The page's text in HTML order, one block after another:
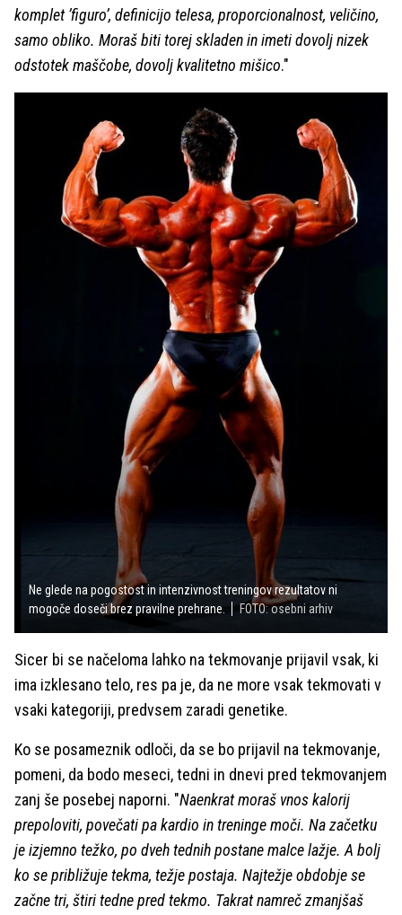
komplet ’figuro’, definicijo telesa, proporcionalnost, veličino,
samo obliko. Moraš biti torej skladen in imeti dovolj nizek
odstotek maščobe, dovolj kvalitetno mišico."
Ne glede na pogostost in intenzivnost treningov rezultatov ni
mogoče doseči brez pravilne prehrane.
FOTO: osebni arhiv
Sicer bi se načeloma lahko na tekmovanje prijavil vsak, ki
ima izklesano telo, res pa je, da ne more vsak tekmovati v
vsaki kategoriji, predvsem zaradi genetike.
Ko se posameznik odloči, da se bo prijavil na tekmovanje,
pomeni, da bodo meseci, tedni in dnevi pred tekmovanjem
zanj še posebej naporni. "Naenkrat moraš vnos kalorij
prepoloviti, povečati pa kardio in treninge moči. Na začetku
je izjemno težko, po dveh tednih postane malce lažje. A bolj
ko se približuje tekma, težje postaja. Najtežje obdobje se
začne tri, štiri tedne pred tekmo. Takrat namreč zmanjšaš